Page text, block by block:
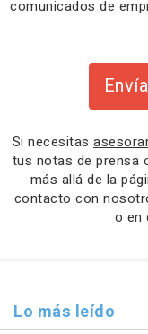
comunicados de
Si necesitas
tus notas de prensa
más allá de la
contacto con
o en
Lo más leído